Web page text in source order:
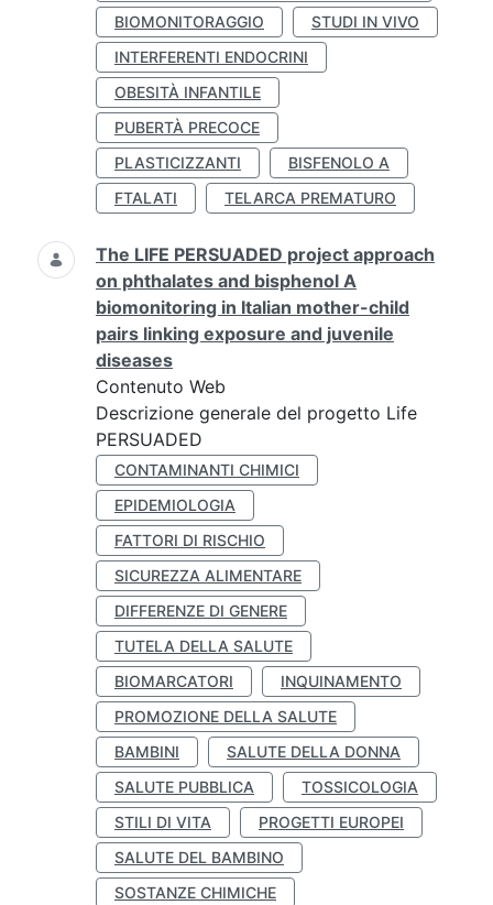
BIOMONITORAGGIO
STUDI IN VIVO
INTERFERENTI ENDOCRINI
OBESITÀ INFANTILE
PUBERTÀ PRECOCE
PLASTICIZZANTI
BISFENOLO A
FTALATI
TELARCA PREMATURO
The LIFE PERSUADED project approach
on phthalates and bisphenol A
biomonitoring in Italian mother-child
pairs linking exposure and juvenile
diseases
Contenuto Web
Descrizione generale del progetto Life
PERSUADED
CONTAMINANTI CHIMICI
EPIDEMIOLOGIA
FATTORI DI RISCHIO
SICUREZZA ALIMENTARE
DIFFERENZE DI GENERE
TUTELA DELLA SALUTE
BIOMARCATORI
INQUINAMENTO
PROMOZIONE DELLA SALUTE
BAMBINI
SALUTE DELLA DONNA
SALUTE PUBBLICA
TOSSICOLOGIA
STILI DI VITA
PROGETTI EUROPEI
SALUTE DEL BAMBINO
SOSTANZE CHIMICHE